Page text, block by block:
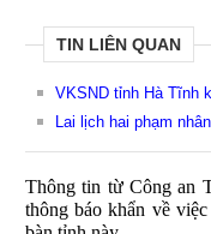
TIN LIÊN QUAN
VKSND tỉnh Hà Tĩnh
Lai lịch hai phạm
Thông tin từ Công an
thông báo khẩn về